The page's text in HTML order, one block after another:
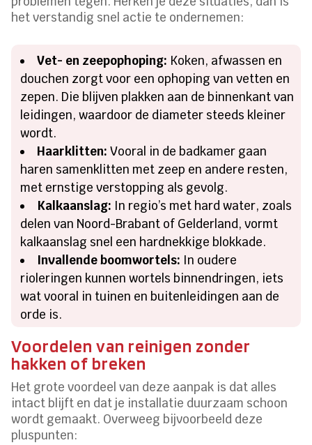
het verstandig snel actie te ondernemen:
Vet- en zeepophoping: Koken, afwassen en
douchen zorgt voor een ophoping van vetten en
zepen. Die blijven plakken aan de binnenkant van
leidingen, waardoor de diameter steeds kleiner
wordt.
Haarklitten: Vooral in de badkamer gaan
haren samenklitten met zeep en andere resten,
met ernstige verstopping als gevolg.
Kalkaanslag: In regio’s met hard water, zoals
delen van Noord-Brabant of Gelderland, vormt
kalkaanslag snel een hardnekkige blokkade.
Invallende boomwortels: In oudere
rioleringen kunnen wortels binnendringen, iets
wat vooral in tuinen en buitenleidingen aan de
orde is.
Voordelen van reinigen zonder
hakken of breken
Het grote voordeel van deze aanpak is dat alles
intact blijft en dat je installatie duurzaam schoon
wordt gemaakt. Overweeg bijvoorbeeld deze
pluspunten: